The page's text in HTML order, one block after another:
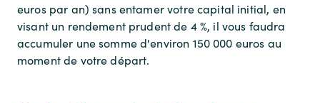
euros par an) sans entamer votre capital initial, en
visant un rendement prudent de 4 %, il vous faudra
accumuler une somme d'environ 150 000 euros au
moment de votre départ.